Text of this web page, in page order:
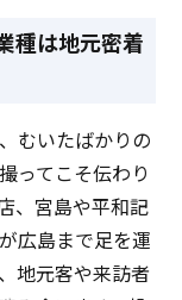
種は地元密着
むいたばかりの
ってこそ伝わり
、宮島や平和記
広島まで足を運
地元客や来訪者